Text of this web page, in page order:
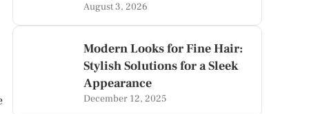
August 3, 2026
Modern Looks for Fine Hair:
Stylish Solutions for a Sleek
Appearance
December 12, 2025